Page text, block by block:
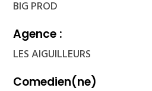
BIG PROD
Agence :
LES AIGUILLEURS
Comedien(ne)